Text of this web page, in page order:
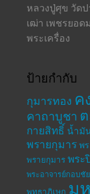
หลวงปู่ศุข วัด
เฒ่า เพชรยอด
พระเครื่อง
ป้ายกำกับ
กุมารทอง ค
คาถาบูชา
กายสิทธิ์ น้ำมั
พรายกุมาร พ
พรายกุมาร พระ
พระอาจารย์กอบชัย
พุทธาภิเษก ม